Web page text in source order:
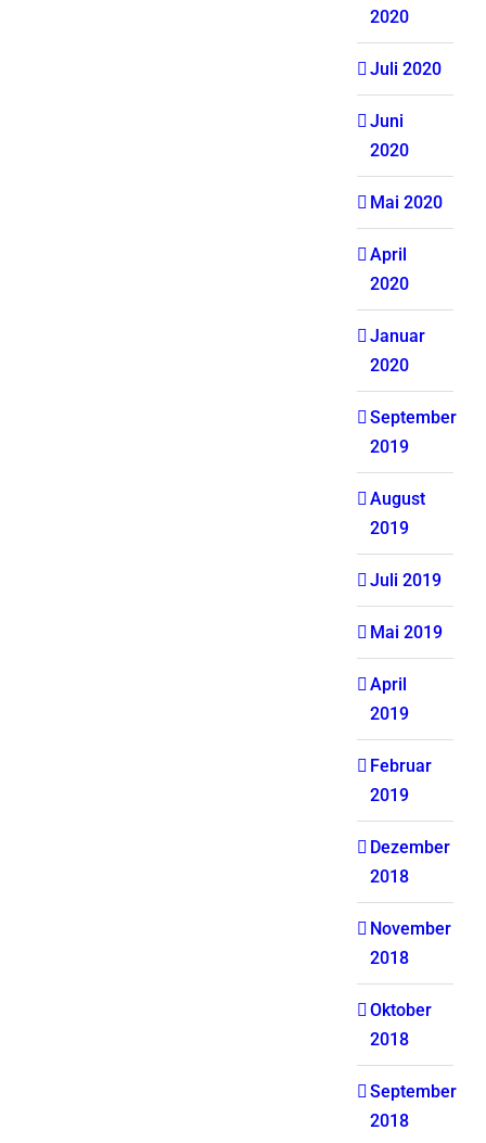
2020
Juli 2020
Juni
2020
Mai 2020
April
2020
Januar
2020
September
2019
August
2019
Juli 2019
Mai 2019
April
2019
Februar
2019
Dezember
2018
November
2018
Oktober
2018
September
2018